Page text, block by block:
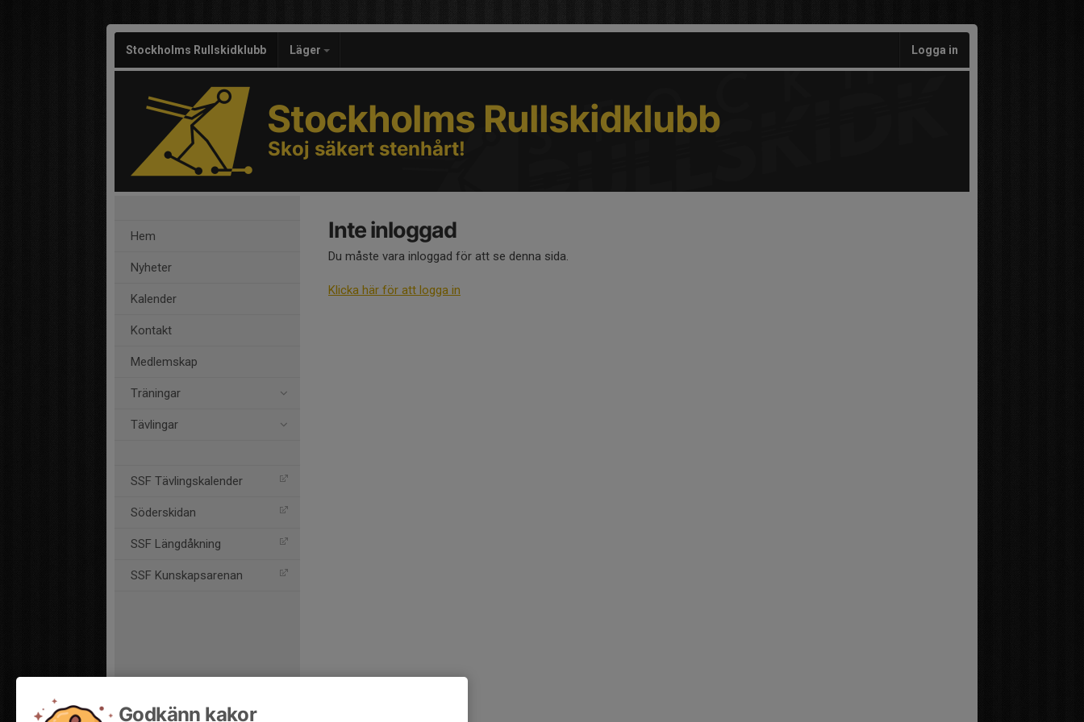
Stockholms Rullskidklubb Läger Logga in
Stockholms Rullskidklubb
Skoj säkert stenhårt!
Hem
Nyheter
Kalender
Kontakt
Medlemskap
Träningar
Tävlingar
SSF Tävlingskalender
Söderskidan
SSF Längdåkning
SSF Kunskapsarenan
Inte inloggad
Du måste vara inloggad för att se denna sida.
Klicka här för att logga in
Godkänn kakor